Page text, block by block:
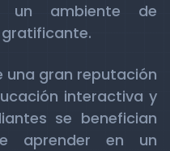
un ambiente de
una gran reputación
interactiva y
se benefician
aprender en un